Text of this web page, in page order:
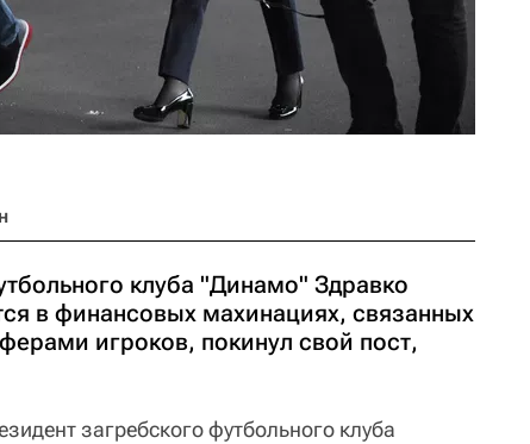
клуба "Динамо" Здравко
в финансовых махинациях, связанных
игроков, покинул свой пост,
загребского футбольного клуба